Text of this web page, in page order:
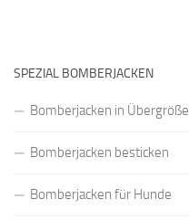
SPEZIAL BOMBERJACKEN
Bomberjacken in Übergröße
Bomberjacken besticken
Bomberjacken für Hunde